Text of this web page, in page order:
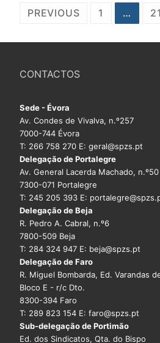
Paginação
dos
PREVIOUS 1 … 21
CONTACTOS
Sede - Évora
Av. Condes de Vivalva, n.º257
7000-744 Évora
T: 266 758 270 E: geral@spzs.pt
Delegação de Portalegre
Av. General Lacerda Machado,
7300-071 Portalegre
T: 245 205 393 E:
Delegação de Beja
R. Pedro A. Cabral, n.º6
7800-509 Beja
T: 284 324 947 E: beja@spzs.pt
Delegação de Faro
R. Miguel Bombarda, Ed. Varandas
Bloco E - r/c Dto.
8300-394 Faro
T: 289 823 154 E: faro@spzs.pt
Sub-delegação de Portimão
Ed. dos Sindicatos, Qta. do Bispo